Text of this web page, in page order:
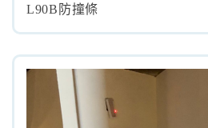
15.周邊配備-安全警示實績
17.周邊配備-方向指示實績
18.周邊配備-車位架實績
L90B防撞條